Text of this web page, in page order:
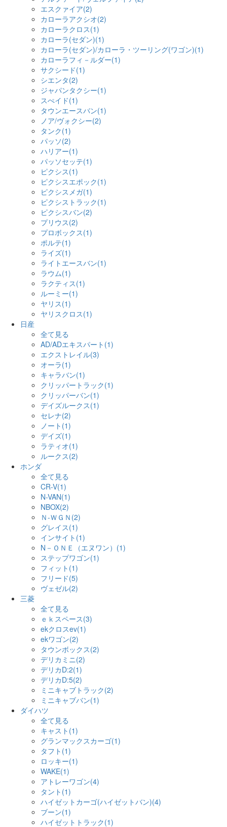
エスクァイア(2)
カローラアクシオ(2)
カローラクロス(1)
カローラ(セダン)(1)
カローラ(セダン)/カローラ・ツーリング(ワゴン)(1)
カローラフィ－ルダー(1)
サクシード(1)
シエンタ(2)
ジャパンタクシー(1)
スぺイド(1)
タウンエースバン(1)
ノア/ヴォクシー(2)
タンク(1)
パッソ(2)
ハリアー(1)
パッソセッテ(1)
ピクシス(1)
ピクシスエポック(1)
ピクシスメガ(1)
ピクシストラック(1)
ピクシスバン(2)
プリウス(2)
プロボックス(1)
ポルテ(1)
ライズ(1)
ライトエースバン(1)
ラウム(1)
ラクティス(1)
ルーミー(1)
ヤリス(1)
ヤリスクロス(1)
日産
全て見る
AD/ADエキスパート(1)
エクストレイル(3)
オーラ(1)
キャラバン(1)
クリッパートラック(1)
クリッパーバン(1)
デイズルークス(1)
セレナ(2)
ノート(1)
デイズ(1)
ラティオ(1)
ルークス(2)
ホンダ
全て見る
CR-V(1)
N-VAN(1)
NBOX(2)
Ｎ-ＷＧＮ(2)
グレイス(1)
インサイト(1)
N－ＯＮＥ（エヌワン）(1)
ステップワゴン(1)
フィット(1)
フリード(5)
ヴェゼル(2)
三菱
全て見る
ｅｋスペース(3)
ekクロスev(1)
ekワゴン(2)
タウンボックス(2)
デリカミニ(2)
デリカD:2(1)
デリカD:5(2)
ミニキャブトラック(2)
ミニキャブバン(1)
ダイハツ
全て見る
キャスト(1)
グランマックスカーゴ(1)
タフト(1)
ロッキー(1)
WAKE(1)
アトレーワゴン(4)
タント(1)
ハイゼットカーゴ(ハイゼットバン)(4)
ブーン(1)
ハイゼットトラック(1)